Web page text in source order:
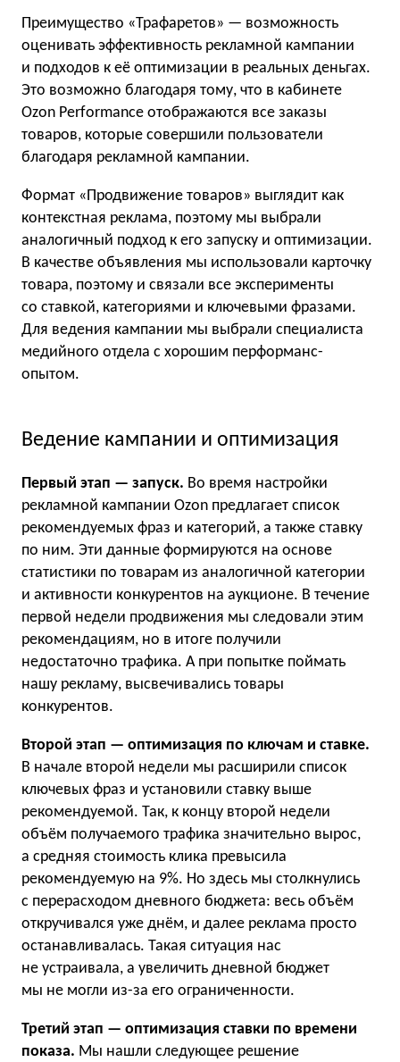
Преимущество «Трафаретов» — возможность
оценивать эффективность рекламной кампании
и подходов к её оптимизации в реальных деньгах.
Это возможно благодаря тому, что в кабинете
Ozon Performance отображаются все заказы
товаров, которые совершили пользователи
благодаря рекламной кампании.
Формат «Продвижение товаров» выглядит как
контекстная реклама, поэтому мы выбрали
аналогичный подход к его запуску и оптимизации.
В качестве объявления мы использовали карточку
товара, поэтому и связали все эксперименты
со ставкой, категориями и ключевыми фразами.
Для ведения кампании мы выбрали специалиста
медийного отдела с хорошим перформанс-
опытом.
Ведение кампании и оптимизация
Первый этап — запуск. Во время настройки
рекламной кампании Ozon предлагает список
рекомендуемых фраз и категорий, а также ставку
по ним. Эти данные формируются на основе
статистики по товарам из аналогичной категории
и активности конкурентов на аукционе. В течение
первой недели продвижения мы следовали этим
рекомендациям, но в итоге получили
недостаточно трафика. А при попытке поймать
нашу рекламу, высвечивались товары
конкурентов.
Второй этап — оптимизация по ключам и ставке.
В начале второй недели мы расширили список
ключевых фраз и установили ставку выше
рекомендуемой. Так, к концу второй недели
объём получаемого трафика значительно вырос,
а средняя стоимость клика превысила
рекомендуемую на 9%. Но здесь мы столкнулись
с перерасходом дневного бюджета: весь объём
откручивался уже днём, и далее реклама просто
останавливалась. Такая ситуация нас
не устраивала, а увеличить дневной бюджет
мы не могли из-за его ограниченности.
Третий этап — оптимизация ставки по времени
показа. Мы нашли следующее решение